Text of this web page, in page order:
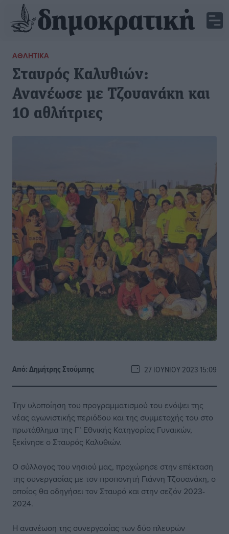
ΑΘΛΗΤΙΚΆ
Σταυρός Καλυθιών:
Ανανέωσε με Τζουανάκη και
10 αθλήτριες
Από:Δημήτρης Στούμπης 27 ΙΟΥΝΊΟΥ 2023 15:09
Την υλοποίηση του προγραμματισμού του ενόψει της
νέας αγωνιστικής περιόδου και της συμμετοχής του στο
πρωτάθλημα της Γ’ Εθνικής Κατηγορίας Γυναικών,
ξεκίνησε ο Σταυρός Καλυθιών.
Ο σύλλογος του νησιού μας, προχώρησε στην επέκταση
της συνεργασίας με τον προπονητή Γιάννη Τζουανάκη, ο
οποίος θα οδηγήσει τον Σταυρό και στην σεζόν 2023-
2024.
Η ανανέωση της συνεργασίας των δύο πλευρών